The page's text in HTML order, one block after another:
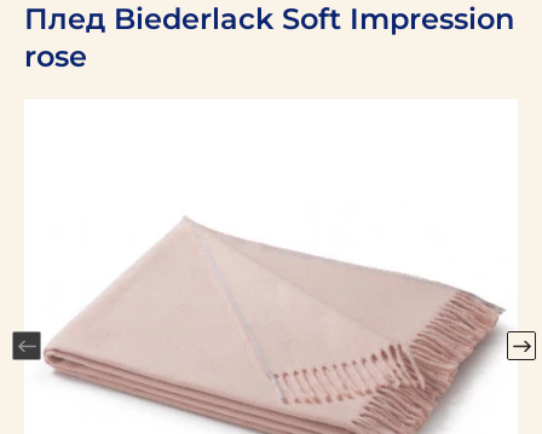
Плед Biederlack Soft Impression
rose